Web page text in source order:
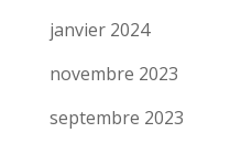
janvier 2024
novembre 2023
septembre 2023